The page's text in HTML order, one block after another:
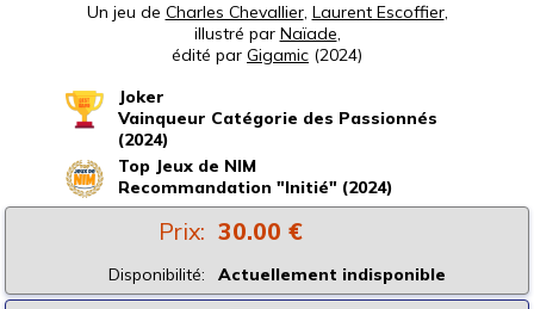
Un jeu de Charles Chevallier, Laurent Escoffier,
illustré par Naïade,
édité par Gigamic (2024)
Joker
Vainqueur Catégorie des Passionnés
(2024)
Top Jeux de NIM
Recommandation "Initié" (2024)
Prix: 30.00 €
Disponibilité: Actuellement indisponible